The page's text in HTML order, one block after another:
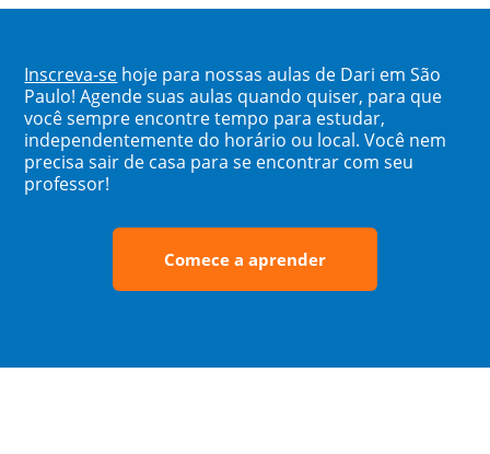
Inscreva-se hoje para nossas aulas de Dari em São
Paulo! Agende suas aulas quando quiser, para que
você sempre encontre tempo para estudar,
independentemente do horário ou local. Você nem
precisa sair de casa para se encontrar com seu
professor!
Comece a aprender